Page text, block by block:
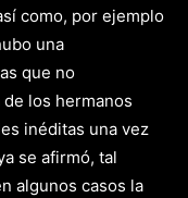
como, por ejemplo
una
que no
los hermanos
inéditas una vez
se afirmó, tal
algunos casos la